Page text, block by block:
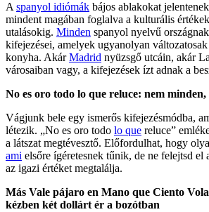
A spanyol idiómák bájos ablakokat
mindent magában foglalva a kulturális
utalásokig. Minden spanyol nyelvű
kifejezései, amelyek ugyanolyan
konyha. AkárMadrid nyüzsgő utcáin, akár
városaiban vagy, a kifejezések ízt adnak a
No es oro todo lo que reluce: nem
Vágjunk bele egy ismerős kifejezésmódba,
létezik. „No es oro todo lo que reluce”
a látszat megtévesztő. Előfordulhat, hogy
ami elsőre ígéretesnek tűnik, de ne felejtsd
az igazi értéket megtalálja.
Más Vale pájaro en Mano que Ciento
kézben két dollárt ér a bozótban